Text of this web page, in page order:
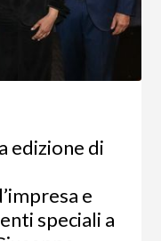
edizione di
e
speciali a